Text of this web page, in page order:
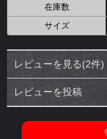
在庫数
サイズ
レビューを見る(2件)
レビューを投稿